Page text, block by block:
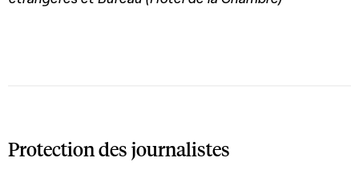
Protection des journalistes